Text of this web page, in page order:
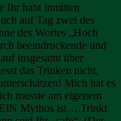
Ihr habt inmitten
auf Tag zwei des
des Wortes „Hoch
beeindruckende und
insgesamt über
das Trinken nicht,
Mich hat es
musste am eigenem
Mythos ist….Trinkt